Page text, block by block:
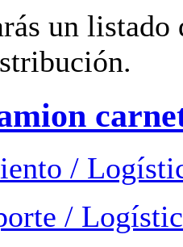
un listado
/
/